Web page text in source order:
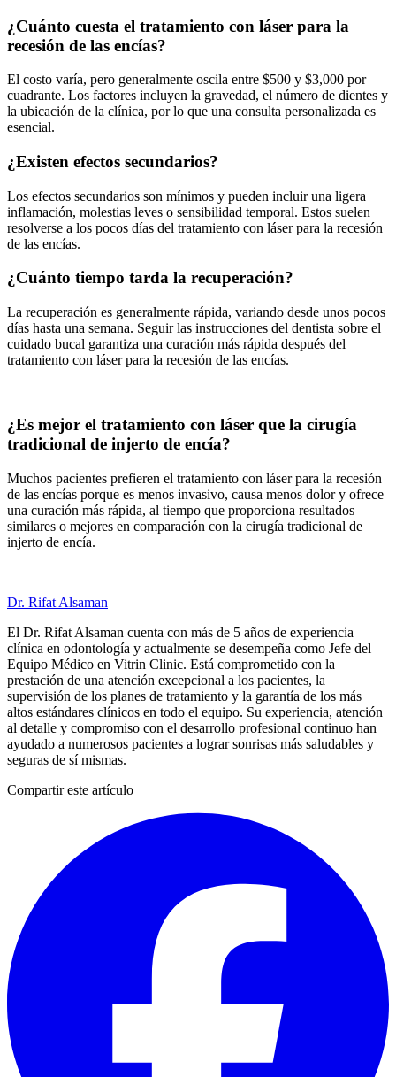
¿Cuánto cuesta el tratamiento con láser para la
recesión de las encías?
El costo varía, pero generalmente oscila entre $500 y $3,000 por
cuadrante. Los factores incluyen la gravedad, el número de dientes y
la ubicación de la clínica, por lo que una consulta personalizada es
esencial.
¿Existen efectos secundarios?
Los efectos secundarios son mínimos y pueden incluir una ligera
inflamación, molestias leves o sensibilidad temporal. Estos suelen
resolverse a los pocos días del tratamiento con láser para la recesión
de las encías.
¿Cuánto tiempo tarda la recuperación?
La recuperación es generalmente rápida, variando desde unos pocos
días hasta una semana. Seguir las instrucciones del dentista sobre el
cuidado bucal garantiza una curación más rápida después del
tratamiento con láser para la recesión de las encías.
¿Es mejor el tratamiento con láser que la cirugía
tradicional de injerto de encía?
Muchos pacientes prefieren el tratamiento con láser para la recesión
de las encías porque es menos invasivo, causa menos dolor y ofrece
una curación más rápida, al tiempo que proporciona resultados
similares o mejores en comparación con la cirugía tradicional de
injerto de encía.
Dr. Rifat Alsaman
El Dr. Rifat Alsaman cuenta con más de 5 años de experiencia
clínica en odontología y actualmente se desempeña como Jefe del
Equipo Médico en Vitrin Clinic. Está comprometido con la
prestación de una atención excepcional a los pacientes, la
supervisión de los planes de tratamiento y la garantía de los más
altos estándares clínicos en todo el equipo. Su experiencia, atención
al detalle y compromiso con el desarrollo profesional continuo han
ayudado a numerosos pacientes a lograr sonrisas más saludables y
seguras de sí mismas.
Compartir este artículo